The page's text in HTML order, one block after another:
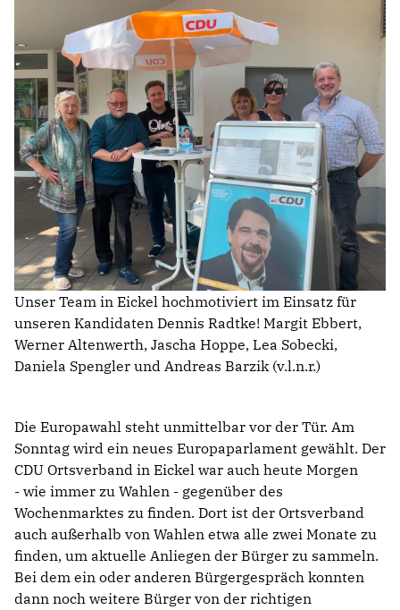
Die Europawahl steht unmittelbar vor der Tür. Am
Sonntag wird ein neues Europaparlament gewählt. Der
CDU Ortsverband in Eickel war auch heute Morgen
- wie immer zu Wahlen - gegenüber des
Wochenmarktes zu finden. Dort ist der Ortsverband
auch außerhalb von Wahlen etwa alle zwei Monate zu
finden, um aktuelle Anliegen der Bürger zu sammeln.
Bei dem ein oder anderen Bürgergespräch konnten
dann noch weitere Bürger von der richtigen
Unser Team in Eickel hochmotiviert im Einsatz für
unseren Kandidaten Dennis Radtke! Margit Ebbert,
Werner Altenwerth, Jascha Hoppe, Lea Sobecki,
Daniela Spengler und Andreas Barzik (v.l.n.r.)